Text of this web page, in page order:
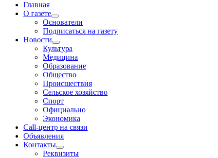
Главная
О газете
Основатели
Подписаться на газету
Новости
Культура
Медицина
Образование
Общество
Происшествия
Сельское хозяйство
Спорт
Официально
Экономика
Call-центр на связи
Объявления
Контакты
Реквизиты